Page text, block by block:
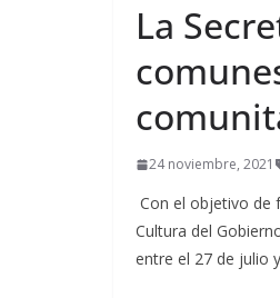
La
24 noviembre, 2021
Con el objetivo de
Cultura del
entre el 27 de julio